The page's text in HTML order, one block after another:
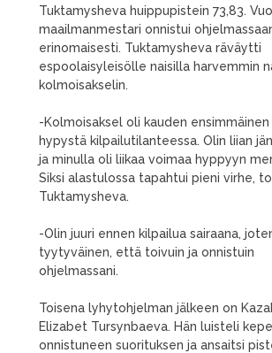
Tuktamysheva huippupistein 73,83.
maailmanmestari onnistui
erinomaisesti. Tuktamysheva räväytti
espoolaisyleisölle naisilla harvemmin
kolmoisakselin.
-Kolmoisaksel oli kauden
hypystä kilpailutilanteessa. Olin liian
ja minulla oli liikaa voimaa hyppyyn
Siksi alastulossa tapahtui pieni virhe,
Tuktamysheva.
-Olin juuri ennen kilpailua sairaana,
tyytyväinen, että toivuin ja onnistuin
ohjelmassani.
Toisena lyhytohjelman jälkeen on
Elizabet Tursynbaeva. Hän luisteli
onnistuneen suorituksen ja ansaitsi